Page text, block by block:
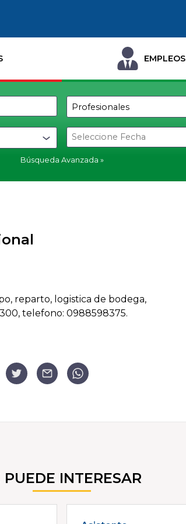
EMPLEOS
Búsqueda Avanzada
reparto, logistica de bodega,
telefono: 0988598375.
PUEDE INTERESAR